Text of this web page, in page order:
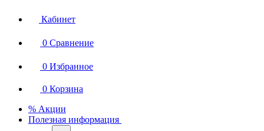
Кабинет
0 Сравнение
0 Избранное
0 Корзина
% Акции
Полезная информация